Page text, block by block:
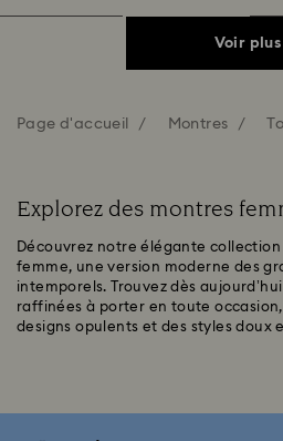
Voir plus
Page d'accueil Montres
Explorez des montres
Découvrez notre élégante
femme, une version moderne des
intemporels. Trouvez dès
raffinées à porter en toute
designs opulents et des styles doux